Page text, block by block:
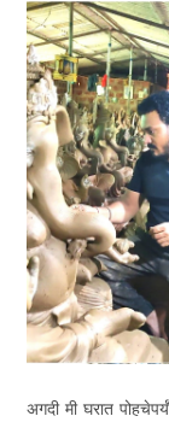
अगदी मी घरात